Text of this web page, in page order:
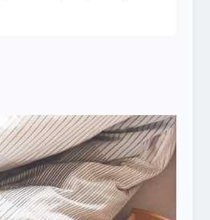
EN ÉVOLUTION
nouveau concept qui a vu